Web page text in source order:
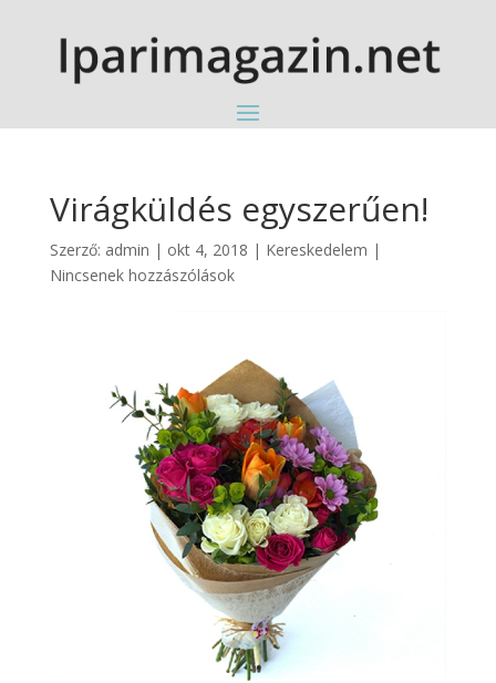
Virágküldés egyszerűen!
Szerző: admin | okt 4, 2018 | Kereskedelem |
Nincsenek hozzászólások